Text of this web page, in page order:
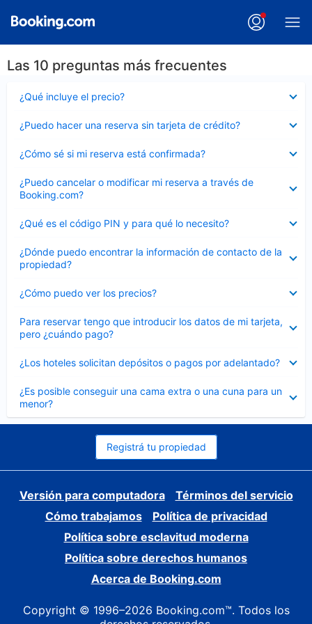
Las 10 preguntas más frecuentes
¿Qué incluye el precio?
cerrado
¿Puedo hacer una reserva sin tarjeta de crédito?
cerrado
¿Cómo sé si mi reserva está confirmada?
cerrado
¿Puedo cancelar o modificar mi reserva a través de
Booking.com?
cerrado
¿Qué es el código PIN y para qué lo necesito?
cerrado
¿Dónde puedo encontrar la información de contacto de la
propiedad?
cerrado
¿Cómo puedo ver los precios?
cerrado
Para reservar tengo que introducir los datos de mi tarjeta,
pero ¿cuándo pago?
cerrado
¿Los hoteles solicitan depósitos o pagos por adelantado?
cerrado
¿Es posible conseguir una cama extra o una cuna para un
menor?
cerrado
Registrá tu propiedad
Versión para computadora
Términos del servicio
Cómo trabajamos
Política de privacidad
Política sobre esclavitud moderna
Política sobre derechos humanos
Acerca de Booking.com
Copyright © 1996–2026 Booking.com™. Todos los